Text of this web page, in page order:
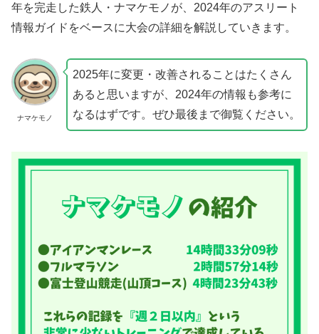
年を完走した鉄人・ナマケモノが、2024年のアスリート
情報ガイドをベースに大会の詳細を解説していきます。
ナマケモノ
2025年に変更・改善されることはたくさん
あると思いますが、2024年の情報も参考に
なるはずです。ぜひ最後まで御覧ください。